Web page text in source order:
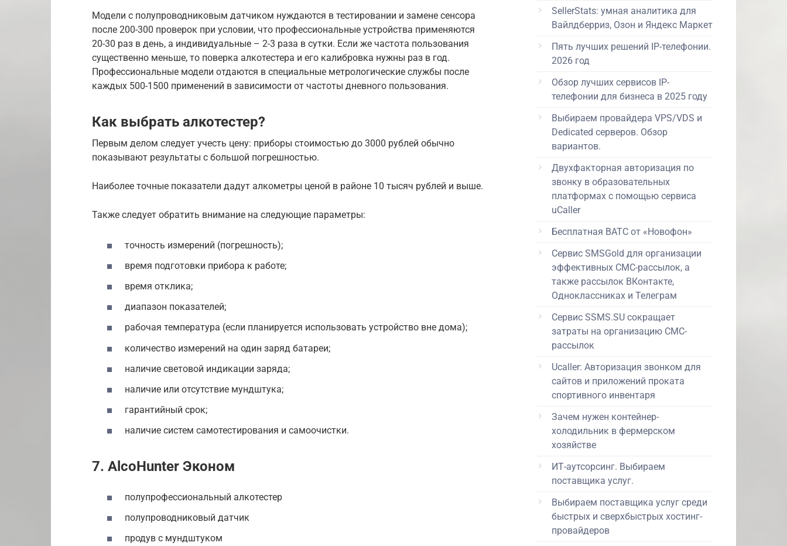
Модели с полупроводниковым датчиком нуждаются в тестировании и замене сенсора
после 200-300 проверок при условии, что профессиональные устройства применяются
20-30 раз в день, а индивидуальные – 2-3 раза в сутки. Если же частота пользования
существенно меньше, то поверка алкотестера и его калибровка нужны раз в год.
Профессиональные модели отдаются в специальные метрологические службы после
каждых 500-1500 применений в зависимости от частоты дневного пользования.
Как выбрать алкотестер?
Первым делом следует учесть цену: приборы стоимостью до 3000 рублей обычно
показывают результаты с большой погрешностью.
Наиболее точные показатели дадут алкометры ценой в районе 10 тысяч рублей и выше.
Также следует обратить внимание на следующие параметры:
точность измерений (погрешность);
время подготовки прибора к работе;
время отклика;
диапазон показателей;
рабочая температура (если планируется использовать устройство вне дома);
количество измерений на один заряд батареи;
наличие световой индикации заряда;
наличие или отсутствие мундштука;
гарантийный срок;
наличие систем самотестирования и самоочистки.
7. AlcoHunter Эконом
полупрофессиональный алкотестер
полупроводниковый датчик
продув с мундштуком
SellerStats: умная аналитика для
Вайлдберриз, Озон и Яндекс Маркет
Пять лучших решений IP-телефонии.
2026 год
Обзор лучших сервисов IP-
телефонии для бизнеса в 2025 году
Выбираем провайдера VPS/VDS и
Dedicated серверов. Обзор
вариантов.
Двухфакторная авторизация по
звонку в образовательных
платформах с помощью сервиса
uCaller
Бесплатная ВАТС от «Новофон»
Сервис SMSGold для организации
эффективных СМС-рассылок, а
также рассылок ВКонтакте,
Одноклассниках и Телеграм
Сервис SSMS.SU сокращает
затраты на организацию СМС-
рассылок
Ucaller: Авторизация звонком для
сайтов и приложений проката
спортивного инвентаря
Зачем нужен контейнер-
холодильник в фермерском
хозяйстве
ИТ-аутсорсинг. Выбираем
поставщика услуг.
Выбираем поставщика услуг среди
быстрых и сверхбыстрых хостинг-
провайдеров